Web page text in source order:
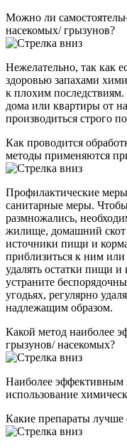
Можно ли
насекомых/ грызунов?
Нежелательно, так как
здоровью запахами
к плохим
дома или квартиры от
производиться строго
Как проводится
методы применяются
Профилактические
санитарные меры.
размножались,
жилище, домашний скот
источники пищи и
приблизиться к ним
удалять остатки пищи и
устраните
угодьях, регулярно
надлежащим образом.
Какой метод наиболее
грызунов/ насекомых?
Наиболее эффективным
использование
Какие препараты